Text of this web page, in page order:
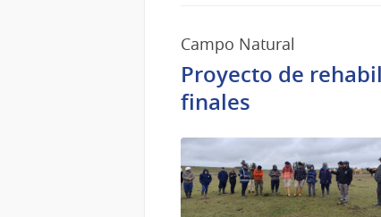
Campo Natural
Proyecto de
finales